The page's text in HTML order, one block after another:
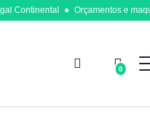
Continental Orçamentos e
0